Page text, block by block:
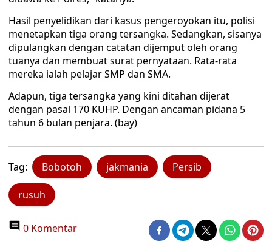
Hasil penyelidikan dari kasus pengeroyokan itu, polisi
menetapkan tiga orang tersangka. Sedangkan, sisanya
dipulangkan dengan catatan dijemput oleh orang
tuanya dan membuat surat pernyataan. Rata-rata
mereka ialah pelajar SMP dan SMA.
Adapun, tiga tersangka yang kini ditahan dijerat
dengan pasal 170 KUHP. Dengan ancaman pidana 5
tahun 6 bulan penjara. (bay)
Tag: Bobotoh jakmania Persib
rusuh
0 Komentar